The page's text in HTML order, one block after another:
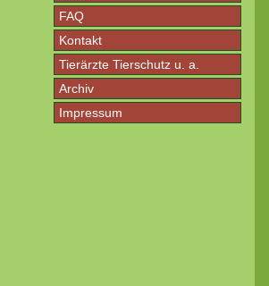
FAQ
Kontakt
Tierärzte Tierschutz u. a.
Archiv
Impressum